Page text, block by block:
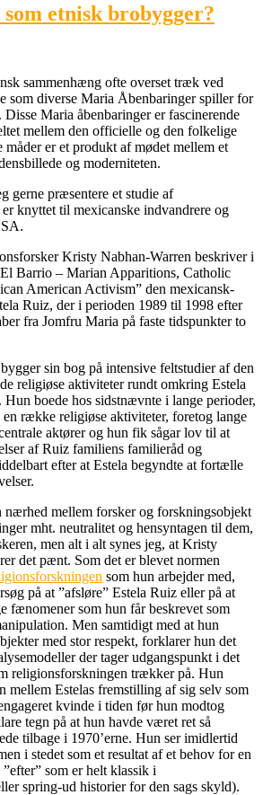
etnisk brobygger?
sammenhæng ofte overset træk ved
som diverse Maria Åbenbaringer spiller for
Maria åbenbaringer er fascinerende
mellem den officielle og den folkelige
måder er et produkt af mødet mellem et
og moderniteten.
gerne præsentere et studie af
knyttet til mexicanske indvandrere og
Kristy Nabhan-Warren beskriver i
Barrio – Marian Apparitions, Catholic
American Activism” den mexicansk-
Ruiz, der i perioden 1989 til 1998 efter
fra Jomfru Maria på faste tidspunkter to
sin bog på intensive feltstudier af den
religiøse aktiviteter rundt omkring Estela
boede hos sidstnævnte i lange perioder,
række religiøse aktiviteter, foretog lange
aktører og hun fik sågar lov til at
af Ruiz familiens familieråd og
efter at Estela begyndte at fortælle
nærhed mellem forsker og forskningsobjekt
mht. neutralitet og hensyntagen til dem,
men alt i alt synes jeg, at Kristy
det pænt. Som det er blevet normen
som hun arbejder med,
på at ”afsløre” Estela Ruiz eller på at
fænomener som hun får beskrevet som
Men samtidigt med at hun
med stor respekt, forklarer hun det
der tager udgangspunkt i det
religionsforskningen trækker på. Hun
mellem Estelas fremstilling af sig selv som
kvinde i tiden før hun modtog
tegn på at hun havde været ret så
tilbage i 1970’erne. Hun ser imidlertid
i stedet som et resultat af et behov for en
som er helt klassik i
spring-ud historier for den sags skyld).